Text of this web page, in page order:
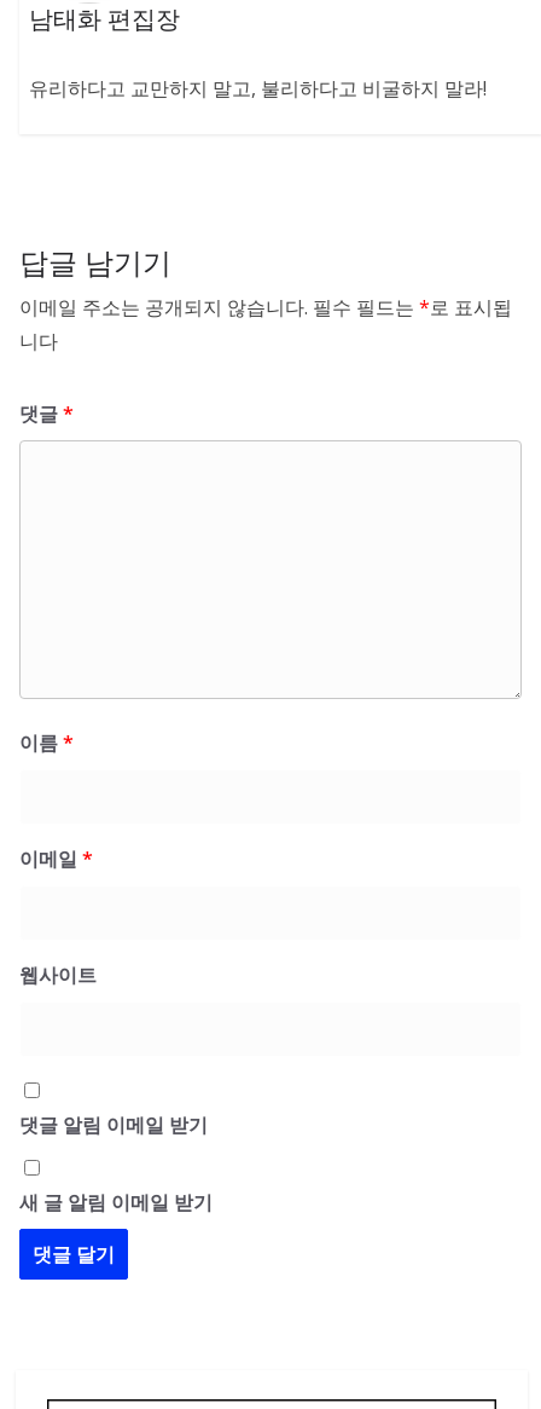
남태화 편집장
유리하다고 교만하지 말고, 불리하다고 비굴하지 말라!
답글 남기기
이메일 주소는 공개되지 않습니다. 필수 필드는 *로 표시됩
니다
댓글*
이름*
이메일 *
웹사이트
댓글 알림 이메일 받기
새 글 알림 이메일 받기